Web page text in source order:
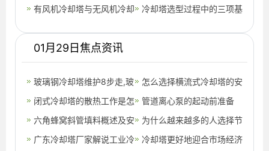
冷却塔工
么原因,冷却塔的冷却效果
堵漏方法,冷却塔生产厂家
有风机冷却塔与无风机冷却
冷却塔选型过程中的三项基
01月29日焦点资讯
玻璃钢冷却塔维护8步走,玻
璃钢冷却塔结构图
怎么选择横流式冷却塔的安
装位置(中温逆流式方形冷
却塔规格)
闭式冷却塔的散热工作是怎
样进行的？,闭式冷却塔工
作原理
管道离心泵的起动前准备
六角蜂窝斜管填料概述及安
装步骤,六角蜂窝斜管填料
为什么越来越多的人选择节
能冷却塔？,为什么越来越
广东冷却塔厂家解说工业冷
冷却塔更好地迎合市场经济